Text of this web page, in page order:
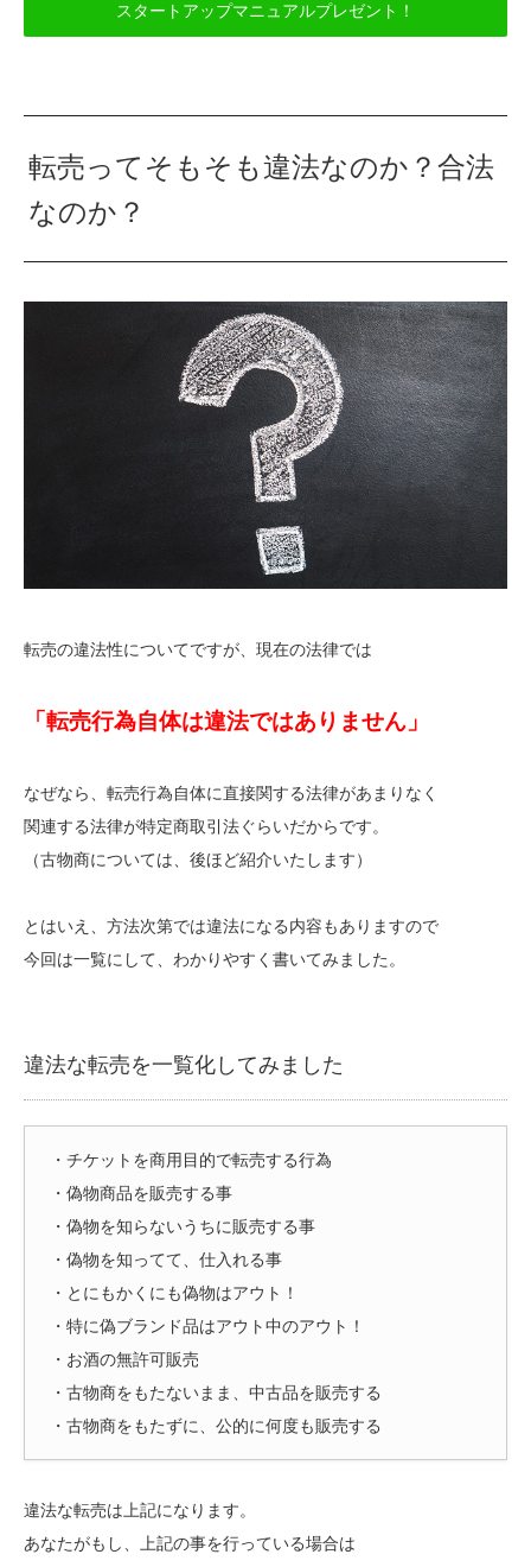
スタートアップマニュアルプレゼント！
転売ってそもそも違法なのか？合法
なのか？
転売の違法性についてですが、現在の法律では
「転売行為自体は違法ではありません」
なぜなら、転売行為自体に直接関する法律があまりなく
関連する法律が特定商取引法ぐらいだからです。
（古物商については、後ほど紹介いたします）
とはいえ、方法次第では違法になる内容もありますので
今回は一覧にして、わかりやすく書いてみました。
違法な転売を一覧化してみました
・チケットを商用目的で転売する行為
・偽物商品を販売する事
・偽物を知らないうちに販売する事
・偽物を知ってて、仕入れる事
・とにもかくにも偽物はアウト！
・特に偽ブランド品はアウト中のアウト！
・お酒の無許可販売
・古物商をもたないまま、中古品を販売する
・古物商をもたずに、公的に何度も販売する
違法な転売は上記になります。
あなたがもし、上記の事を行っている場合は